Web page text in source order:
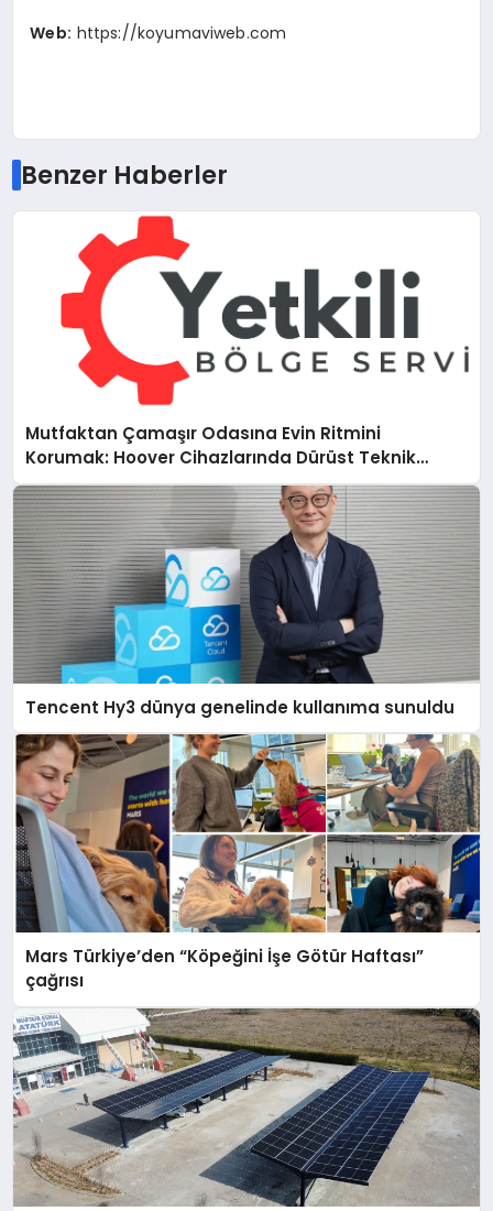
Web: https://koyumaviweb.com
Benzer Haberler
Mutfaktan Çamaşır Odasına Evin Ritmini
Korumak: Hoover Cihazlarında Dürüst Teknik
Destek Deneyimi
Tencent Hy3 dünya genelinde kullanıma sunuldu
Mars Türkiye’den “Köpeğini İşe Götür Haftası”
çağrısı